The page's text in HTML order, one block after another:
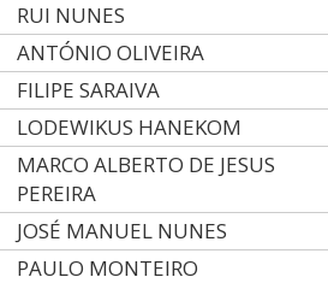
RUI NUNES
ANTÓNIO OLIVEIRA
FILIPE SARAIVA
LODEWIKUS HANEKOM
MARCO ALBERTO DE JESUS
PEREIRA
JOSÉ MANUEL NUNES
PAULO MONTEIRO